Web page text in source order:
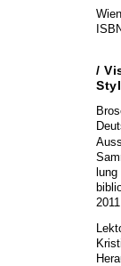
/
2011